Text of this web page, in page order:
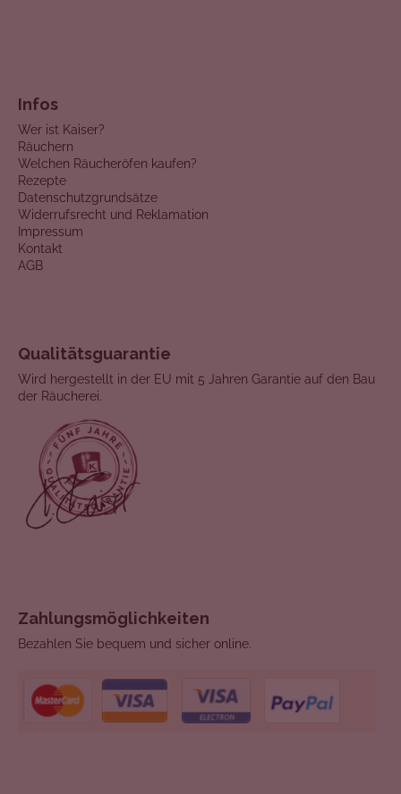
Infos
Wer ist Kaiser?
Räuchern
Welchen Räucheröfen kaufen?
Rezepte
Datenschutzgrundsätze
Widerrufsrecht und Reklamation
Impressum
Kontakt
AGB
Qualitätsguarantie
Wird hergestellt in der EU mit 5 Jahren Garantie auf den Bau
der Räucherei.
Zahlungsmöglichkeiten
Bezahlen Sie bequem und sicher online.